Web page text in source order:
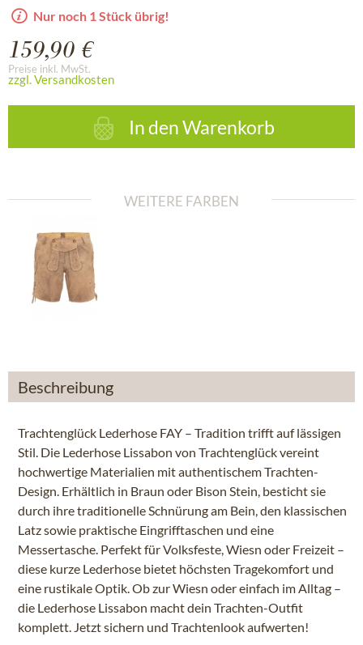
Nur noch 1 Stück übrig!
159,90 €
Preise inkl. MwSt.
zzgl. Versandkosten
In denWarenkorb
WEITERE FARBEN
Beschreibung
Trachtenglück Lederhose FAY – Tradition trifft auf lässigen
Stil. Die Lederhose Lissabon von Trachtenglück vereint
hochwertige Materialien mit authentischem Trachten-
Design. Erhältlich in Braun oder Bison Stein, besticht sie
durch ihre traditionelle Schnürung am Bein, den klassischen
Latz sowie praktische Eingrifftaschen und eine
Messertasche. Perfekt für Volksfeste, Wiesn oder Freizeit –
diese kurze Lederhose bietet höchsten Tragekomfort und
eine rustikale Optik. Ob zur Wiesn oder einfach im Alltag –
die Lederhose Lissabon macht dein Trachten-Outfit
komplett. Jetzt sichern und Trachtenlook aufwerten!